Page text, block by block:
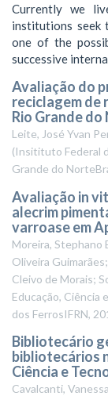
Currently we
institutions seek
one of the
successive
Avaliação do
reciclagem de
Rio Grande
Leite, José Yvan
(Insitituto Federal
Grande do
Avaliação in
alecrim
varroase em
Moreira, Stephano
Oliveira
Cleivo de Morais;
Educação, Ciência
dos FerrosIFRN,
Bibliotecário
bibliotecários
Ciência e
Cavalcanti,